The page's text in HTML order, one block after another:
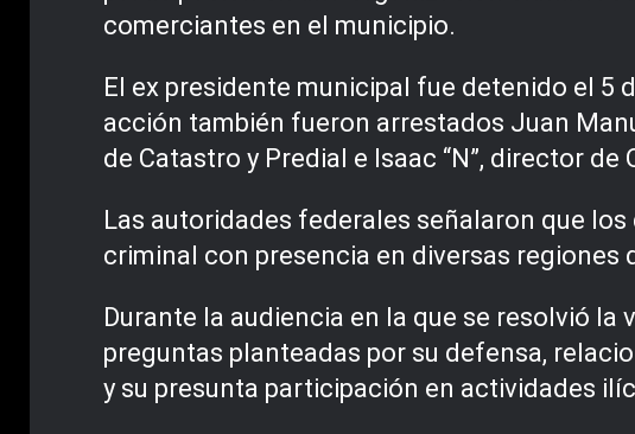
comerciantes en el municipio.
El ex presidente municipal fue detenido el 5
acción también fueron arrestados Juan
de Catastro y Predial e Isaac “N”, director de
Las autoridades federales señalaron que
criminal con presencia en diversas regiones
Durante la audiencia en la que se resolvió
preguntas planteadas por su defensa,
y su presunta participación en actividades